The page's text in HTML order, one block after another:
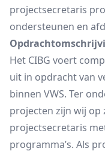
projectsecretaris
ondersteunen en
Het CIBG voert
uit in opdracht van
binnen VWS. Ter
projecten zijn wij op
projectsecretaris
programma’s. Als